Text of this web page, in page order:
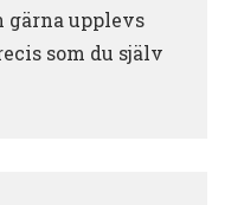
gärna upplevs
som du själv